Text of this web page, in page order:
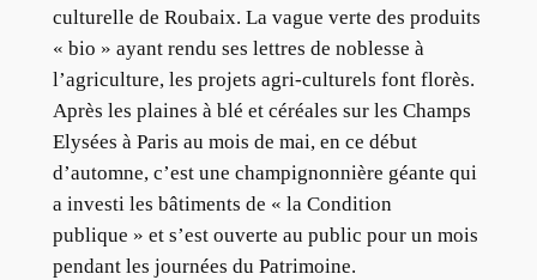
culturelle de Roubaix. La vague verte des produits
« bio » ayant rendu ses lettres de noblesse à
l’agriculture, les projets agri-culturels font florès.
Après les plaines à blé et céréales sur les Champs
Elysées à Paris au mois de mai, en ce début
d’automne, c’est une champignonnière géante qui
a investi les bâtiments de « la Condition
publique » et s’est ouverte au public pour un mois
pendant les journées du Patrimoine.